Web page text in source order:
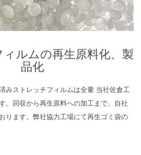
ルムの再生原料化、製
品化
みストレッチフィルムは全量 当社佐倉工
。回収から再生原料への加工まで、自社
ります。弊社協力工場にて再生ゴミ袋の